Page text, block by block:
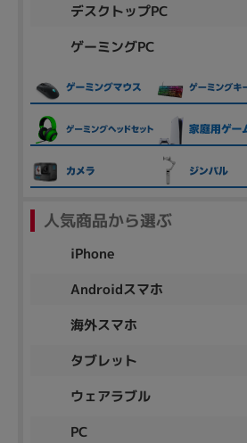
デスクトップPC
ゲーミングPC
人気商品から選ぶ
iPhone
Androidスマホ
海外スマホ
タブレット
ウェアラブル
PC
円 ～
各項目のチェックボックスは「or検索」となります。